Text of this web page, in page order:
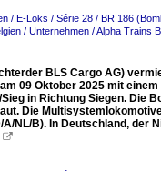
/ E-Loks / Série 28 / BR 186
/ Unternehmen / Alpha Trains
BLS Cargo AG)
09 Oktober 2025 mit
in Richtung Siegen. Die
Die
NL/B). In Deutschland,
